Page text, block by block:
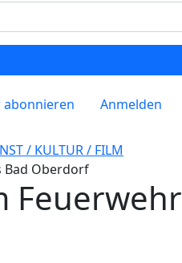
abonnieren Anmelden
/ KULTUR / FILM
Bad Oberdorf